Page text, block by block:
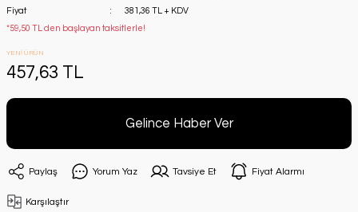
Fiyat
381,36 TL + KDV
*59,50 TL den başlayan taksitlerle!
YENİ ÜRÜN
457,63 TL
Gelince Haber Ver
Paylaş Yorum Yaz Tavsiye Et Fiyat Alarmı
Karşılaştır